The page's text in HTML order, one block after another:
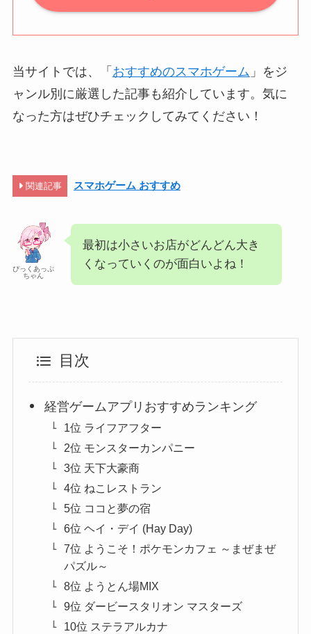
当サイトでは、「 おすすめのスマホゲーム 」をジ
ャンル別に厳選した記事も紹介しています。気に
なった方はぜひチェックしてみてください！
関連記事 スマホゲーム おすすめ
ぴっくあっぷ
ちゃん
最初は小さいお店がどんどん大き
くなっていくのが面白いよね！
目次
経営ゲームアプリおすすめランキング
1位 ライフアフター
2位 モンスターカンパニー
3位 天下大豪商
4位 ねこレストラン
5位 ココと夢の宿
6位 ヘイ・デイ (Hay Day)
7位 ようこそ！ポケモンカフェ ～まぜまぜ
パズル～
8位 ようとん場MIX
9位 ダービースタリオン マスターズ
10位 ステラアルカナ